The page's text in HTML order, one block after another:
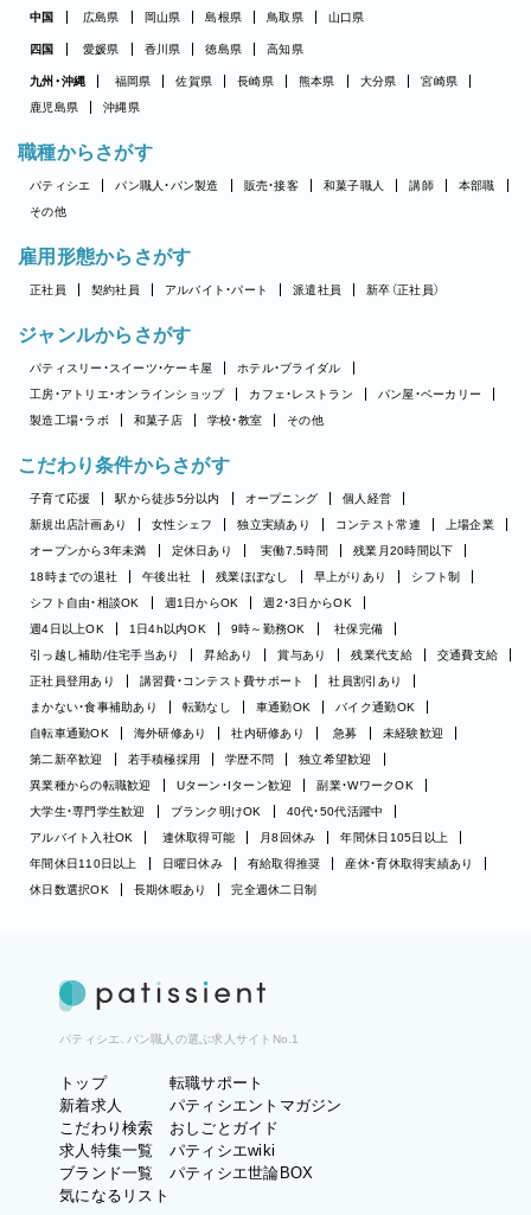
中国 広島県 岡山県 島根県 鳥取県 山口県
四国 愛媛県 香川県 徳島県 高知県
九州・沖縄 福岡県 佐賀県 長崎県 熊本県 大分県
宮崎県
鹿児島県
沖縄県
職種からさがす
パティシエ パン職人・パン製造 販売・接客 和菓子職人 講師
本部職
その他
雇用形態からさがす
正社員 契約社員 アルバイト・パート 派遣社員 新卒（正社員）
ジャンルからさがす
パティスリー・スイーツ・ケーキ屋
ホテル・ブライダル
工房・アトリエ・オンラインショップ
カフェ・レストラン
パン屋・ベーカリー
製造工場・ラボ
和菓子店 学校・教室 その他
こだわり条件からさがす
子育て応援 駅から徒歩5分以内 オープニング
個人経営
新規出店計画あり
女性シェフ 独立実績あり コンテスト常連
上場企業
オープンから3年未満
定休日あり 実働7.5時間
残業月20時間以下
18時までの退社
午後出社 残業ほぼなし 早上がりあり
シフト制
シフト自由・相談OK
週1日からOK
週2・3日からOK
週4日以上OK
1日4h以内OK 9時～勤務OK
社保完備
引っ越し補助/住宅手当あり
昇給あり 賞与あり 残業代支給
交通費支給
正社員登用あり
講習費・コンテスト費サポート
社員割引あり
まかない・食事補助あり
転勤なし 車通勤OK
バイク通勤OK
自転車通勤OK
海外研修あり 社内研修あり 急募
未経験歓迎
第二新卒歓迎
若手積極採用 学歴不問
独立希望歓迎
異業種からの転職歓迎
Uターン・Iターン歓迎
副業・WワークOK
大学生・専門学生歓迎
ブランク明けOK
40代・50代活躍中
アルバイト入社OK
連休取得可能 月8回休み
年間休日105日以上
年間休日110日以上
日曜日休み 有給取得推奨
産休・育休取得実績あり
休日数選択OK
長期休暇あり 完全週休二日制
パティシエ、パン職人の選ぶ求人サイトNo.1
トップ
新着求人
こだわり検索
求人特集一覧
ブランド一覧
気になるリスト
転職サポート
パティシエントマガジン
おしごとガイド
パティシエwiki
パティシエ世論BOX